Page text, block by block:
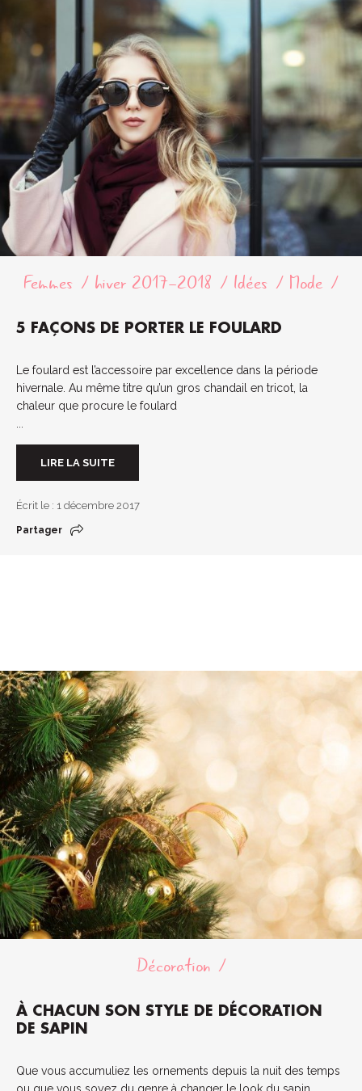
Femmes hiver 2017-2018 Idées Mode
5 FAÇONS DE PORTER LE FOULARD
Le foulard est l’accessoire par excellence dans la période
hivernale. Au même titre qu’un gros chandail en tricot, la
chaleur que procure le foulard
LIRE LA SUITE
Écrit le : 1 décembre 2017
Partager
Décoration
À CHACUN SON STYLE DE DÉCORATION
DE SAPIN
Que vous accumuliez les ornements depuis la nuit des temps
ou que vous soyez du genre à changer le look du sapin